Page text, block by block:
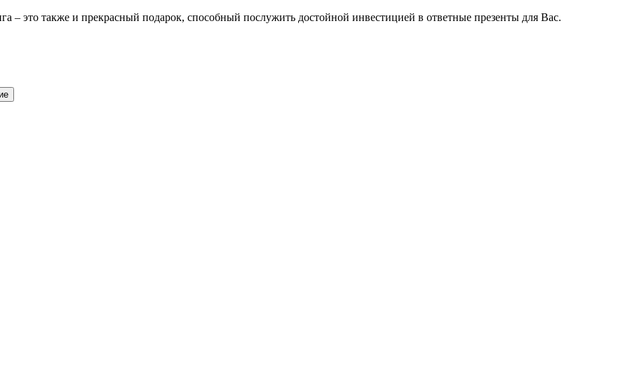
– это также и прекрасный подарок, способный послужить достойной инвестицией в ответные презенты для Вас.